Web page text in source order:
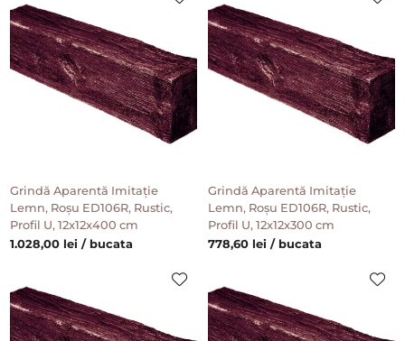
Grindă Aparentă Imitație
Lemn, Roșu ED106R, Rustic,
Profil U, 12x12x400 cm
1.028,00 lei / bucata
Grindă Aparentă Imitație
Lemn, Roșu ED106R, Rustic,
Profil U, 12x12x300 cm
778,60 lei / bucata